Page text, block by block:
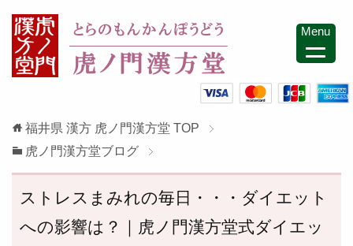
福井県 漢方 虎ノ門漢方堂 TOP
虎ノ門漢方堂ブログ
ストレスまみれの毎日・・・ダイエット
への影響は？｜虎ノ門漢方堂式ダイエッ
Menu